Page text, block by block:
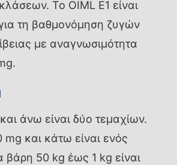
Το OIML E1 είναι
τη βαθμονόμηση ζυγών
με αναγνωσιμότητα
άνω είναι δύο τεμαχίων.
και κάτω είναι ενός
βάρη 50 kg έως 1 kg είναι